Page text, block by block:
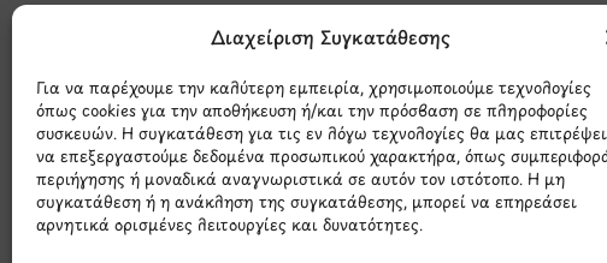
Διαχείριση Συγκατάθεσης
Για να παρέχουμε την καλύτερη εμπειρία, χρησιμοποιούμε τεχνολογίες
όπως cookies για την αποθήκευση ή/και την πρόσβαση σε πληροφορίες
συσκευών. Η συγκατάθεση για τις εν λόγω τεχνολογίες θα μας επιτρέψει
να επεξεργαστούμε δεδομένα προσωπικού χαρακτήρα, όπως
περιήγησης ή μοναδικά αναγνωριστικά σε αυτόν τον ιστότοπο. Η μη
συγκατάθεση ή η ανάκληση της συγκατάθεσης, μπορεί να επηρεάσει
αρνητικά ορισμένες λειτουργίες και δυνατότητες.
Μάθετε